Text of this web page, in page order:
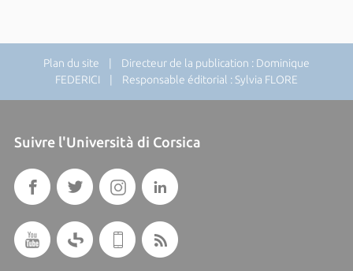
Plan du site | Directeur de la publication : Dominique
FEDERICI | Responsable éditorial : Sylvia FLORE
Suivre l'Università di Corsica